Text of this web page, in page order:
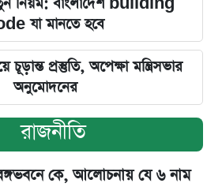
যা মানতে হবে
প্রস্তুতি, অপেক্ষা মন্ত্রিসভার
অনুমোদনের
রাজনীতি
কে, আলোচনায় যে ৬ নাম